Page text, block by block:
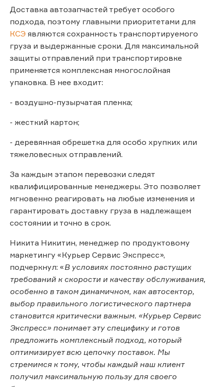
Доставка автозапчастей требует особого
подхода, поэтому главными приоритетами для
КСЭ являются сохранность транспортируемого
груза и выдержанные сроки. Для максимальной
защиты отправлений при транспортировке
применяется комплексная многослойная
упаковка. В нее входит:
- воздушно-пузырчатая пленка;
- жесткий картон;
- деревянная обрешетка для особо хрупких или
тяжеловесных отправлений.
За каждым этапом перевозки следят
квалифицированные менеджеры. Это позволяет
мгновенно реагировать на любые изменения и
гарантировать доставку груза в надлежащем
состоянии и точно в срок.
Никита Никитин, менеджер по продуктовому
маркетингу «Курьер Сервис Экспресс»,
подчеркнул: «В условиях постоянно растущих
требований к скорости и качеству обслуживания,
особенно в таком динамичном, как автосектор,
выбор правильного логистического партнера
становится критически важным. «Курьер Сервис
Экспресс» понимает эту специфику и готов
предложить комплексный подход, который
оптимизирует всю цепочку поставок. Мы
стремимся к тому, чтобы каждый наш клиент
получил максимальную пользу для своего